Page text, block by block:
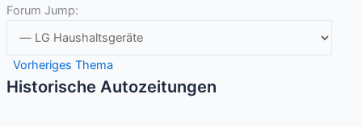
Forum Jump:
Vorheriges Thema
Historische Autozeitungen